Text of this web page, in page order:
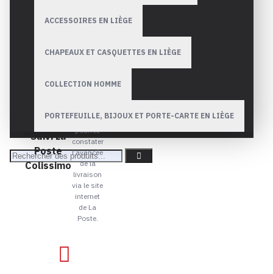
ACCESSOIRES EN LIÈGE
CHAPEAUX ET CASQUETTES EN LIÈGE
COLLECTION HOMME
PORTEFEUILLE, BIJOUX ET PORTE-CARTE EN LIÈGE
toutes les
cryptés.
Num.
Suivi La
Poste
Colissimo
Vous
pourrez
constater
l’avancée
de la
livraison
via le site
internet
de La
Poste.